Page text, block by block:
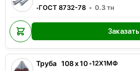
•ГОСТ 8732-78 0.3тн
Заказать
Труба 108x10•12Х1МФ